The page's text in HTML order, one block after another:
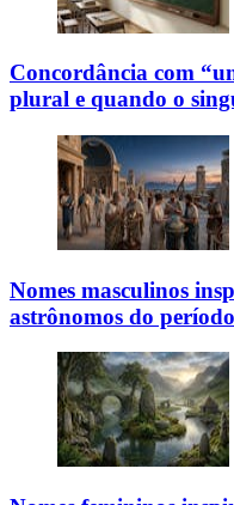
Concordância com
plural e quando o
Nomes masculinos
astrônomos do